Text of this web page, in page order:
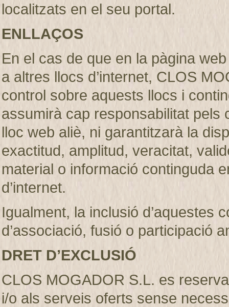
localitzats en el seu portal.
ENLLAÇOS
En el cas de que en la pàgina
a altres llocs d’internet, CLOS
control sobre aquests llocs i
assumirà cap responsabilitat pels
lloc web aliè, ni garantitzarà la
exactitud, amplitud, veracitat,
material o informació continguda
d’internet.
Igualment, la inclusió d’aquestes
d’associació, fusió o participació
DRET D’EXCLUSIÓ
CLOS MOGADOR S.L. es
i/o als serveis oferts sense